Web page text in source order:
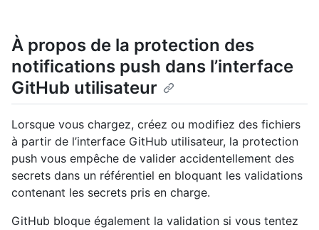
À propos de la protection des
notifications push dans l’interface
GitHub utilisateur
Lorsque vous chargez, créez ou modifiez des fichiers
à partir de l’interface GitHub utilisateur, la protection
push vous empêche de valider accidentellement des
secrets dans un référentiel en bloquant les validations
contenant les secrets pris en charge.
GitHub bloque également la validation si vous tentez